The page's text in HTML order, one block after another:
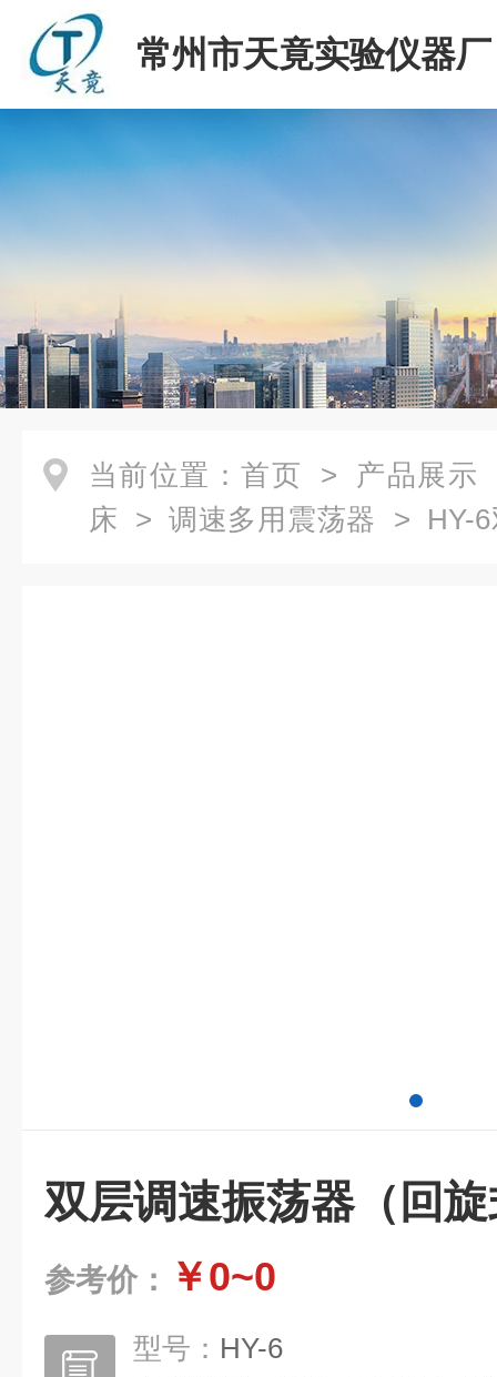
常州市天竟实验仪器厂
当前位置： 首页 > 产品展示
床 > 调速多用震荡器 > HY-6
双层调速振荡器（回
参考价： ￥0~0
型号： HY-6